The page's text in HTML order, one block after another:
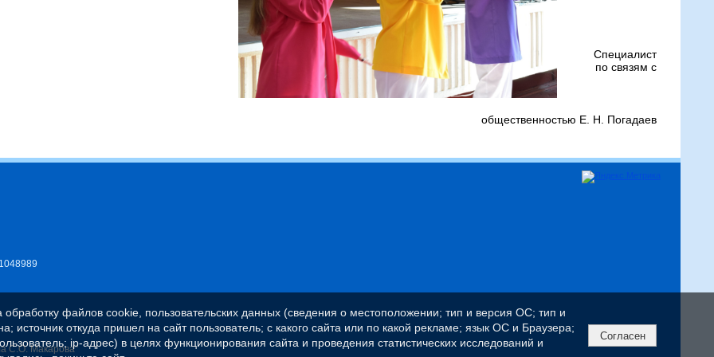
Специалист
по связям с
общественностью Е. Н. Погадаев
С.О. Макарова"
файлов cookie, пользовательских данных (сведения о местоположении; тип и версия ОС; тип и
источник откуда пришел на сайт пользователь; с какого сайта или по какой рекламе; язык ОС и Браузера;
ip-адрес) в целях функционирования сайта и проведения статистических исследований и
Согласен